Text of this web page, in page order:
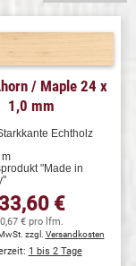
/ Maple 24 x
1,0 mm
Echtholz
"Made in
33,60 €
0,67 € pro lfm.
zzgl. Versandkosten
1 bis 2 Tage